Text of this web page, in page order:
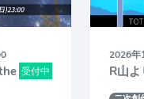
受付中
2026年
R山よ